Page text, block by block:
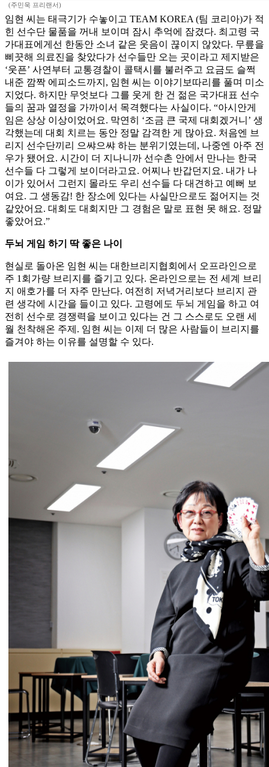
(주민욱 프리랜서)
임현 씨는 태극기가 수놓이고 TEAM KOREA (팀 코리아)가 적
힌 선수단 물품을 꺼내 보이며 잠시 추억에 잠겼다. 최고령 국
가대표에게선 한동안 소녀 같은 웃음이 끊이지 않았다. 무릎을
삐끗해 의료진을 찾았다가 선수들만 오는 곳이라고 제지받은
‘웃픈’ 사연부터 교통경찰이 콜택시를 불러주고 요금도 슬쩍
내준 깜짝 에피소드까지, 임현 씨는 이야기보따리를 풀며 미소
지었다. 하지만 무엇보다 그를 웃게 한 건 젊은 국가대표 선수
들의 꿈과 열정을 가까이서 목격했다는 사실이다. “아시안게
임은 상상 이상이었어요. 막연히 ‘조금 큰 국제 대회겠거니’ 생
각했는데 대회 치르는 동안 정말 감격한 게 많아요. 처음엔 브
리지 선수단끼리 으쌰으쌰 하는 분위기였는데, 나중엔 아주 전
우가 됐어요. 시간이 더 지나니까 선수촌 안에서 만나는 한국
선수들 다 그렇게 보이더라고요. 어찌나 반갑던지요. 내가 나
이가 있어서 그런지 몰라도 우리 선수들 다 대견하고 예뻐 보
여요. 그 생동감! 한 장소에 있다는 사실만으로도 젊어지는 것
같았어요. 대회도 대회지만 그 경험은 말로 표현 못 해요. 정말
좋았어요.”
두뇌 게임 하기 딱 좋은 나이
현실로 돌아온 임현 씨는 대한브리지협회에서 오프라인으로
주 1회가량 브리지를 즐기고 있다. 온라인으로는 전 세계 브리
지 애호가를 더 자주 만난다. 여전히 저녁거리보다 브리지 관
련 생각에 시간을 들이고 있다. 고령에도 두뇌 게임을 하고 여
전히 선수로 경쟁력을 보이고 있다는 건 그 스스로도 오랜 세
월 천착해온 주제. 임현 씨는 이제 더 많은 사람들이 브리지를
즐겨야 하는 이유를 설명할 수 있다.